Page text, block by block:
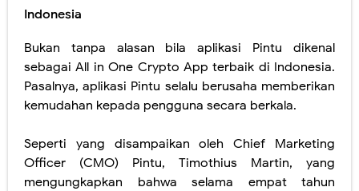
Indonesia
Bukan tanpa alasan bila aplikasi Pintu dikenal
sebagai All in One Crypto App terbaik di Indonesia.
Pasalnya, aplikasi Pintu selalu berusaha memberikan
kemudahan kepada pengguna secara berkala.
Seperti yang disampaikan oleh Chief Marketing
Officer (CMO) Pintu, Timothius Martin, yang
mengungkapkan bahwa selama empat tahun